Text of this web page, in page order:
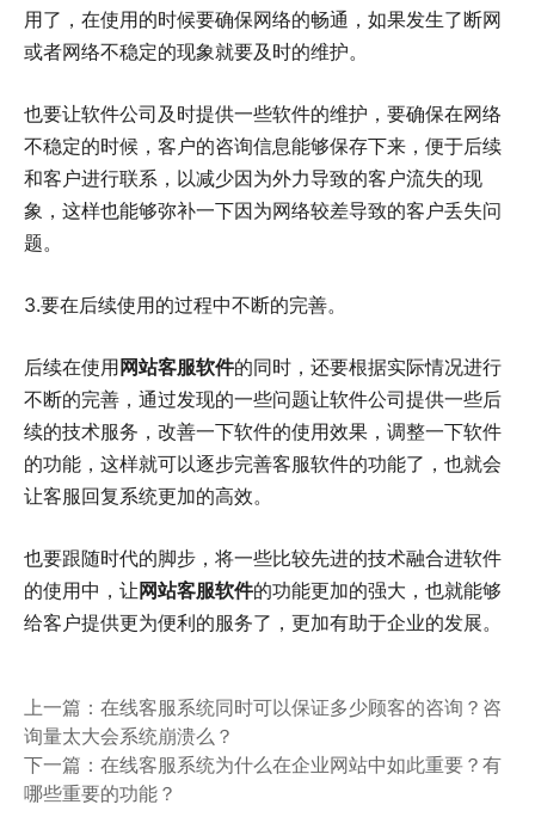
用了，在使用的时候要确保网络的畅通，如果发生了断网
或者网络不稳定的现象就要及时的维护。
也要让软件公司及时提供一些软件的维护，要确保在网络
不稳定的时候，客户的咨询信息能够保存下来，便于后续
和客户进行联系，以减少因为外力导致的客户流失的现
象，这样也能够弥补一下因为网络较差导致的客户丢失问
题。
3.要在后续使用的过程中不断的完善。
后续在使用网站客服软件的同时，还要根据实际情况进行
不断的完善，通过发现的一些问题让软件公司提供一些后
续的技术服务，改善一下软件的使用效果，调整一下软件
的功能，这样就可以逐步完善客服软件的功能了，也就会
让客服回复系统更加的高效。
也要跟随时代的脚步，将一些比较先进的技术融合进软件
的使用中，让网站客服软件的功能更加的强大，也就能够
给客户提供更为便利的服务了，更加有助于企业的发展。
上一篇： 在线客服系统同时可以保证多少顾客的咨询？咨
询量太大会系统崩溃么？
下一篇： 在线客服系统为什么在企业网站中如此重要？有
哪些重要的功能？